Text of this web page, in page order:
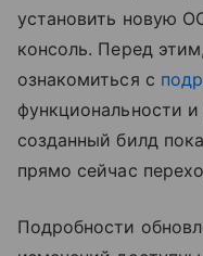
установить новую
консоль. Перед
ознакомиться с
функциональности
созданный билд
прямо сейчас
Подробности